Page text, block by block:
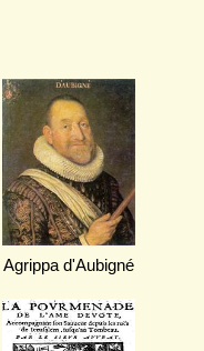
Agrippa d'Aubigné